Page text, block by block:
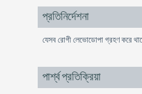
প্রতিনির্দেশনা
যেসব রোগী লেভোডোপা গ্রহণ করে
পার্শ্ব প্রতিক্রিয়া